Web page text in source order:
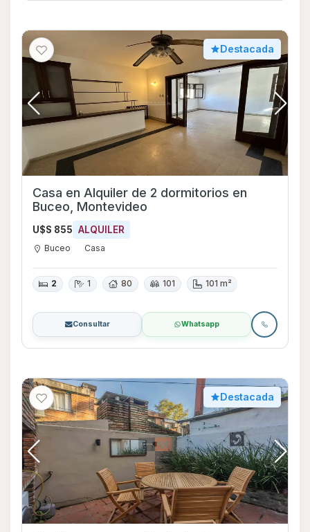
Destacada
Casa en Alquiler de 2 dormitorios en
Buceo, Montevideo
U$S 855 ALQUILER
Buceo Casa
2 1 80 101 101 m²
Consultar Whatsapp
Destacada